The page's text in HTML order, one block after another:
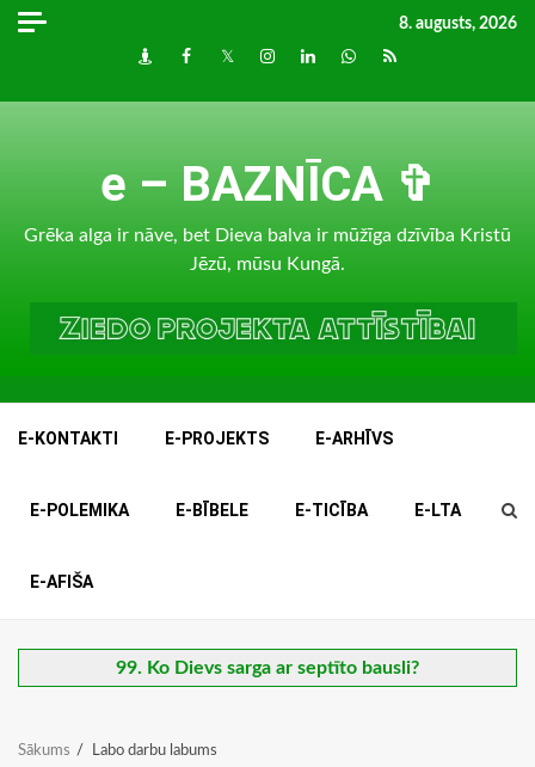
Skip
8. augusts, 2026
DraugiemFacebook
TwitterInstagram
LinkedInwhatsapp
RSS
e – BAZNĪCA ✞
Grēka alga ir nāve, bet Dieva balva ir mūžīga dzīvība Kristū
Jēzū, mūsu Kungā.
E-KONTAKTI E-PROJEKTS E-ARHĪVS
E-POLEMIKA E-BĪBELE E-TICĪBA E-LTA
E-AFIŠA
99. Ko Dievs sarga ar septīto bausli?
Sākums Labo darbu labums